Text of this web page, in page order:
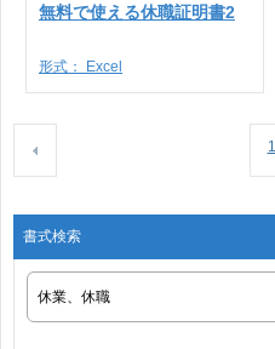
無料で使える休職証明書2
形式： Excel
1
書式検索